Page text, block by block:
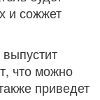
и сожжет
что можно
приведет